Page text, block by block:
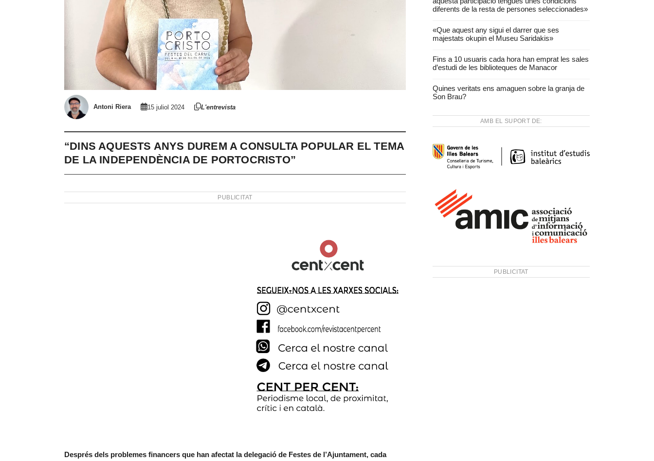
Antoni Riera 15 juliol 2024 L'entrevista
“DINS AQUESTS ANYS DUREM A CONSULTA POPULAR EL TEMA
DE LA INDEPENDÈNCIA DE PORTOCRISTO”
PUBLICITAT
Després dels problemes financers que han afectat la delegació de Festes de l’Ajuntament, cada
diferents de la resta de persones seleccionades»
«Que aquest any sigui el darrer que ses
majestats okupin el Museu Saridakis»
Fins a 10 usuaris cada hora han emprat les sales
d’estudi de les biblioteques de Manacor
Quines veritats ens amaguen sobre la granja de
Son Brau?
AMB EL SUPORT DE:
PUBLICITAT